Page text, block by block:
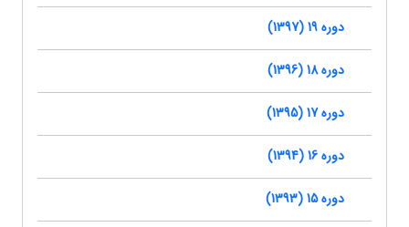
دوره 19 (1397)
دوره 18 (1396)
دوره 17 (1395)
دوره 16 (1394)
دوره 15 (1393)